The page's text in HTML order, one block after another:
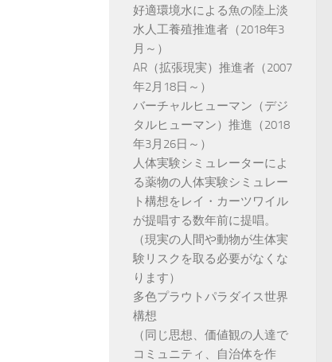
好適環境水による魚の陸上淡
水人工養殖推進者（2018年3
月～）
AR（拡張現実）推進者（2007
年2月18日～）
バーチャルヒューマン（デジ
タルヒューマン）推進（2018
年3月26日～）
人体実験シミュレーターによ
る薬物の人体実験シミュレー
ト構想をレイ・カーツワイル
が提唱する数年前に提唱。
（現実の人間や動物が生体実
験リスクを取る必要がなくな
ります）
多色プラウトパラダイス世界
構想
（同じ思想、価値観の人達で
コミュニティ、自治体を作